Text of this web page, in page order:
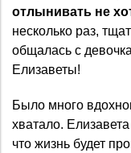
отлынивать не
несколько раз,
общалась с
Елизаветы!
Было много
хватало.
что жизнь будет